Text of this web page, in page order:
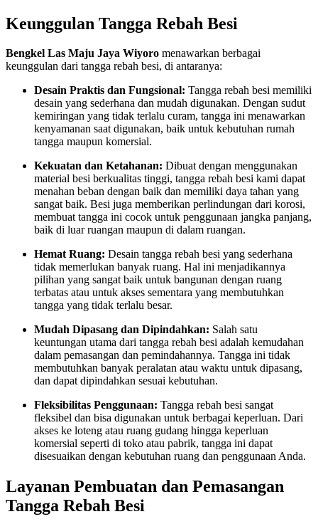
Keunggulan Tangga Rebah Besi
Bengkel Las Maju Jaya Wiyoro menawarkan berbagai
keunggulan dari tangga rebah besi, di antaranya:
Desain Praktis dan Fungsional: Tangga rebah besi memiliki
desain yang sederhana dan mudah digunakan. Dengan sudut
kemiringan yang tidak terlalu curam, tangga ini menawarkan
kenyamanan saat digunakan, baik untuk kebutuhan rumah
tangga maupun komersial.
Kekuatan dan Ketahanan: Dibuat dengan menggunakan
material besi berkualitas tinggi, tangga rebah besi kami dapat
menahan beban dengan baik dan memiliki daya tahan yang
sangat baik. Besi juga memberikan perlindungan dari korosi,
membuat tangga ini cocok untuk penggunaan jangka panjang,
baik di luar ruangan maupun di dalam ruangan.
Hemat Ruang: Desain tangga rebah besi yang sederhana
tidak memerlukan banyak ruang. Hal ini menjadikannya
pilihan yang sangat baik untuk bangunan dengan ruang
terbatas atau untuk akses sementara yang membutuhkan
tangga yang tidak terlalu besar.
Mudah Dipasang dan Dipindahkan: Salah satu
keuntungan utama dari tangga rebah besi adalah kemudahan
dalam pemasangan dan pemindahannya. Tangga ini tidak
membutuhkan banyak peralatan atau waktu untuk dipasang,
dan dapat dipindahkan sesuai kebutuhan.
Fleksibilitas Penggunaan: Tangga rebah besi sangat
fleksibel dan bisa digunakan untuk berbagai keperluan. Dari
akses ke loteng atau ruang gudang hingga keperluan
komersial seperti di toko atau pabrik, tangga ini dapat
disesuaikan dengan kebutuhan ruang dan penggunaan Anda.
Layanan Pembuatan dan Pemasangan
Tangga Rebah Besi